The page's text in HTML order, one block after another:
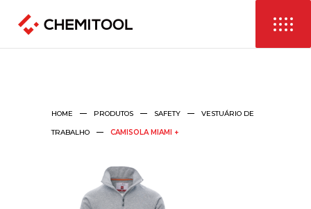
HOME PRODUTOS SAFETY VESTUÁRIO DE
TRABALHO CAMISOLA MIAMI +